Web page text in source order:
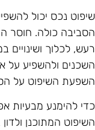
נכס יכול
כולה. חוסר
לכלוך ושינויים
ולהשפיע על
השיפוט על
להימנע מבעיות
המתוכנן